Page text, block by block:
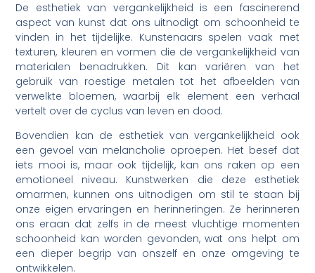
De esthetiek van vergankelijkheid is een fascinerend
aspect van kunst dat ons uitnodigt om schoonheid te
vinden in het tijdelijke. Kunstenaars spelen vaak met
texturen, kleuren en vormen die de vergankelijkheid van
materialen benadrukken. Dit kan variëren van het
gebruik van roestige metalen tot het afbeelden van
verwelkte bloemen, waarbij elk element een verhaal
vertelt over de cyclus van leven en dood.
Bovendien kan de esthetiek van vergankelijkheid ook
een gevoel van melancholie oproepen. Het besef dat
iets mooi is, maar ook tijdelijk, kan ons raken op een
emotioneel niveau. Kunstwerken die deze esthetiek
omarmen, kunnen ons uitnodigen om stil te staan bij
onze eigen ervaringen en herinneringen. Ze herinneren
ons eraan dat zelfs in de meest vluchtige momenten
schoonheid kan worden gevonden, wat ons helpt om
een dieper begrip van onszelf en onze omgeving te
ontwikkelen.